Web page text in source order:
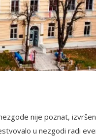
nije poznat,
u nezgodi radi